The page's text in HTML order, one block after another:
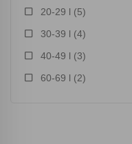
20-29 l (5)
30-39 l (4)
40-49 l (3)
60-69 l (2)